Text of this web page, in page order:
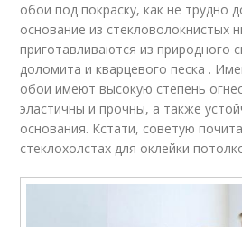
обои под покраску, как не трудно
основание из стекловолокнистых
приготавливаются из природного
доломита и кварцевого песка .
обои имеют высокую степень
эластичны и прочны, а также
основания. Кстати, советую
стеклохолстах для оклейки